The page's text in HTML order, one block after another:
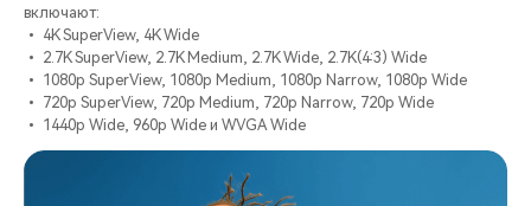
включают:
• 4K SuperView, 4K Wide
• 2.7K SuperView, 2.7K Medium, 2.7K Wide, 2.7K(4:3) Wide
• 1080p SuperView, 1080p Medium, 1080p Narrow, 1080p Wide
• 720p SuperView, 720p Medium, 720p Narrow, 720p Wide
• 1440p Wide, 960p Wide и WVGA Wide